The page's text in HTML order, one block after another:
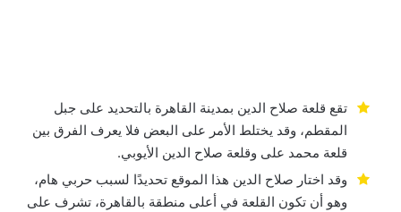
تقع قلعة صلاح الدين بمدينة القاهرة بالتحديد على جبل
المقطم، وقد يختلط الأمر على البعض فلا يعرف الفرق بين
قلعة محمد على وقلعة صلاح الدين الأيوبي.
وقد اختار صلاح الدين هذا الموقع تحديدًا لسبب حربي هام،
وهو أن تكون القلعة في أعلى منطقة بالقاهرة، تشرف على